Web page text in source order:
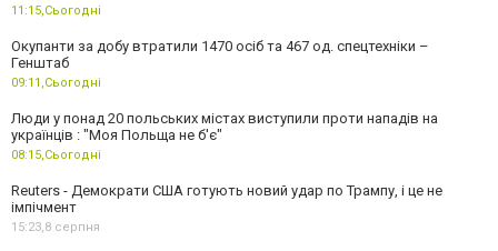
11:15, Сьогодні
Окупанти за добу втратили 1470 осіб та 467 од. спецтехніки –
Генштаб
09:11, Сьогодні
Люди у понад 20 польських містах виступили проти нападів на
українців : "Моя Польща не б'є"
08:15, Сьогодні
Reuters - Демократи США готують новий удар по Трампу, і це не
імпічмент
15:23, 8 серпня